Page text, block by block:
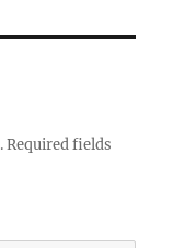
Required fields